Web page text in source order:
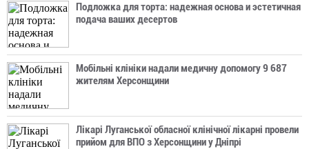
Подложка для торта: надежная основа и эстетичная
подача ваших десертов
Мобільні клініки надали медичну допомогу 9 687
жителям Херсонщини
Лікарі Луганської обласної клінічної лікарні провели
прийом для ВПО з Херсонщини у Дніпрі